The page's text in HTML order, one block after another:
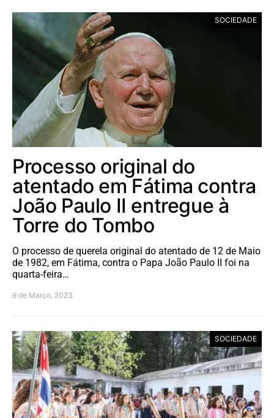
SOCIEDADE
Processo original do
atentado em Fátima contra
João Paulo II entregue à
Torre do Tombo
O processo de querela original do atentado de 12 de Maio
de 1982, em Fátima, contra o Papa João Paulo II foi na
quarta-feira…
9 de Março, 2023
SOCIEDADE